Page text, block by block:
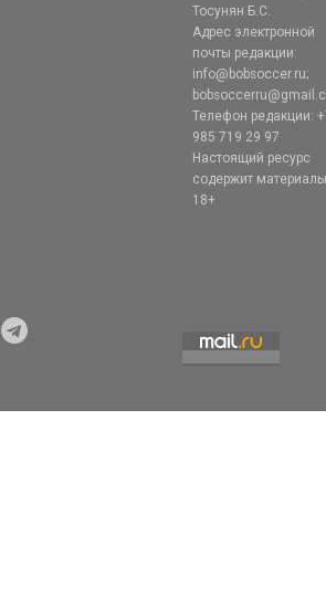
Тосунян Б.С.
Адрес электронной
почты редакции:
info@bobsoccer.ru;
Телефон редакции:
985 719 29 97
Настоящий ресурс
содержит
18+